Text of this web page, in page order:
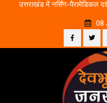
उत्तराखंड में नर्सिंग-
08
Facebook